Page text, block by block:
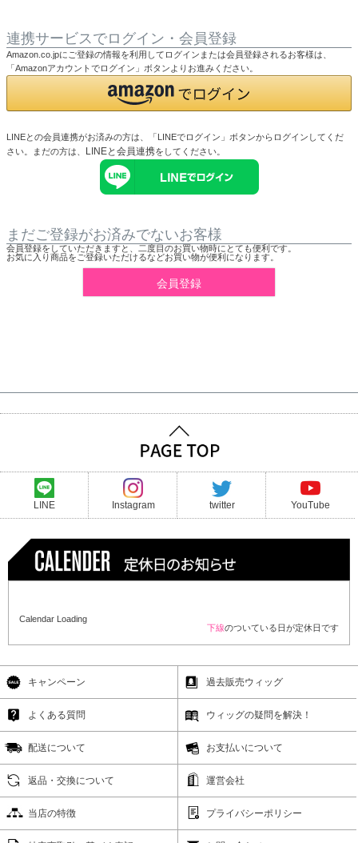
連携サービスでログイン・会員登録
Amazon.co.jpにご登録の情報を利用してログインまたは会員登録されるお客様は、
「Amazonアカウントでログイン」ボタンよりお進みください。
LINEとの会員連携がお済みの方は、「LINEでログイン」ボタンからログインしてくだ
さい。まだの方は、 LINEと会員連携をしてください。
まだご登録がお済みでないお客様
会員登録をしていただきますと、二度目のお買い物時にとても便利です。
お気に入り商品をご登録いただけるなどお買い物が便利になります。
会員登録
LINE Instagram twitter YouTube
Calendar Loading
下線のついている日が定休日です
キャンペーン 過去販売ウィッグ
よくある質問 ウィッグの疑問を解決！
配送について お支払いについて
返品・交換について 運営会社
当店の特徴 プライバシーポリシー